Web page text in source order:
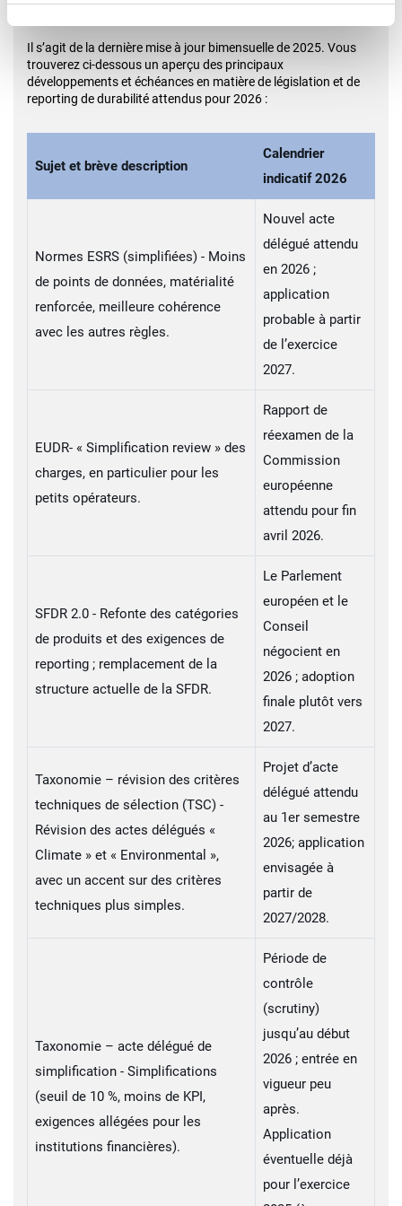
Il s’agit de la dernière mise à jour bimensuelle de 2025. Vous
trouverez ci-dessous un aperçu des principaux
développements et échéances en matière de législation et de
reporting de durabilité attendus pour 2026 :
Sujet et brève description
Calendrier
indicatif 2026
Normes ESRS (simplifiées) - Moins
de points de données, matérialité
renforcée, meilleure cohérence
avec les autres règles.
Nouvel acte
délégué attendu
en 2026 ;
application
probable à partir
de l’exercice
2027.
EUDR- « Simplification review » des
charges, en particulier pour les
petits opérateurs.
Rapport de
réexamen de la
Commission
européenne
attendu pour fin
avril 2026.
SFDR 2.0 - Refonte des catégories
de produits et des exigences de
reporting ; remplacement de la
structure actuelle de la SFDR.
Le Parlement
européen et le
Conseil
négocient en
2026 ; adoption
finale plutôt vers
2027.
Taxonomie – révision des critères
techniques de sélection (TSC) -
Révision des actes délégués «
Climate » et « Environmental »,
avec un accent sur des critères
techniques plus simples.
Projet d’acte
délégué attendu
au 1er semestre
2026; application
envisagée à
partir de
2027/2028.
Taxonomie – acte délégué de
simplification - Simplifications
(seuil de 10 %, moins de KPI,
exigences allégées pour les
institutions financières).
Période de
contrôle
(scrutiny)
jusqu’au début
2026 ; entrée en
vigueur peu
après.
Application
éventuelle déjà
pour l’exercice